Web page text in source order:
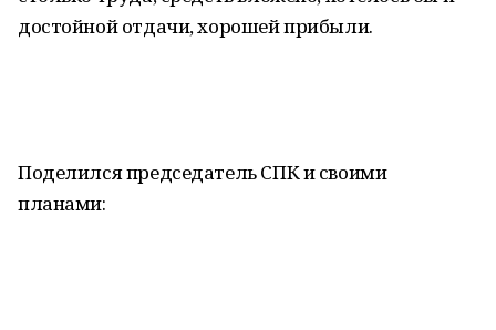
достойной отдачи, хорошей прибыли.
Поделился председатель СПК и своими
планами: